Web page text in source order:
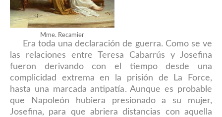
Mme. Recamier
Era toda una declaración de guerra. Como se ve
las relaciones entre Teresa Cabarrús y Josefina
fueron derivando con el tiempo desde una
complicidad extrema en la prisión de La Force,
hasta una marcada antipatía. Aunque es probable
que
Napoleón hubiera presionado a su mujer,
Josefina, para que abriera distancias con aquella